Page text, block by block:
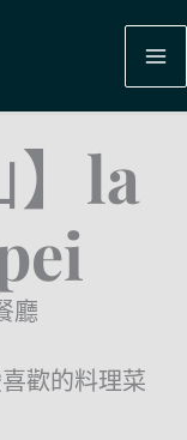
】la
廳
歡的料理菜